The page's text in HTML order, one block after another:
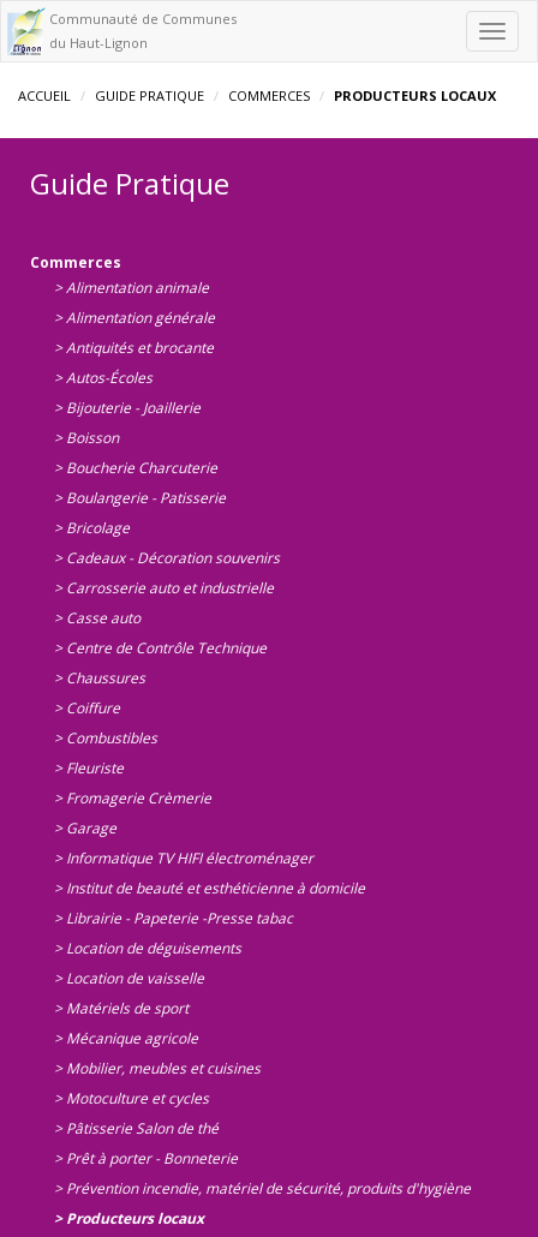
Communauté de Communes
du Haut-Lignon
ACCUEIL GUIDE PRATIQUE COMMERCES PRODUCTEURS LOCAUX
Guide Pratique
Commerces
> Alimentation animale
> Alimentation générale
> Antiquités et brocante
> Autos-Écoles
> Bijouterie - Joaillerie
> Boisson
> Boucherie Charcuterie
> Boulangerie - Patisserie
> Bricolage
> Cadeaux - Décoration souvenirs
> Carrosserie auto et industrielle
> Casse auto
> Centre de Contrôle Technique
> Chaussures
> Coiffure
> Combustibles
> Fleuriste
> Fromagerie Crèmerie
> Garage
> Informatique TV HIFI électroménager
> Institut de beauté et esthéticienne à domicile
> Librairie - Papeterie -Presse tabac
> Location de déguisements
> Location de vaisselle
> Matériels de sport
> Mécanique agricole
> Mobilier, meubles et cuisines
> Motoculture et cycles
> Pâtisserie Salon de thé
> Prêt à porter - Bonneterie
> Prévention incendie, matériel de sécurité, produits d'hygiène
> Producteurs locaux